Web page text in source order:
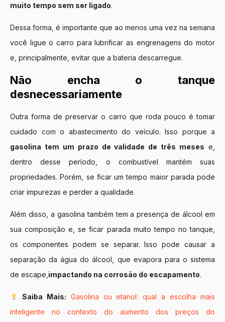
muito tempo sem ser ligado.
Dessa forma, é importante que ao menos uma vez na semana
você ligue o carro para lubrificar as engrenagens do motor
e, principalmente, evitar que a bateria descarregue.
Não encha o tanque
desnecessariamente
Outra forma de preservar o carro que roda pouco é tomar
cuidado com o abastecimento do veículo. Isso porque a
gasolina tem um prazo de validade de três meses e,
dentro desse período, o combustível mantém suas
propriedades. Porém, se ficar um tempo maior parada pode
criar impurezas e perder a qualidade.
Além disso, a gasolina também tem a presença de álcool em
sua composição e, se ficar parada muito tempo no tanque,
os componentes podem se separar. Isso pode causar a
separação da água do álcool, que evapora para o sistema
de escape, impactando na corrosão do escapamento.
Saiba Mais: Gasolina ou etanol: qual a escolha mais
inteligente no contexto do aumento dos preços do